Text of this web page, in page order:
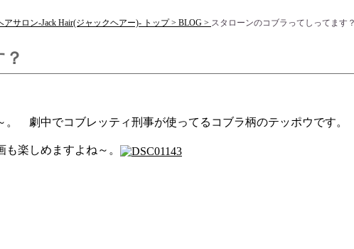
サロン-Jack Hair(ジャックヘアー)- トップ > BLOG > スタローンのコブラってしってます？
劇中でコブレッティ刑事が使ってるコブラ柄のテッポウです。
楽しめますよね～。